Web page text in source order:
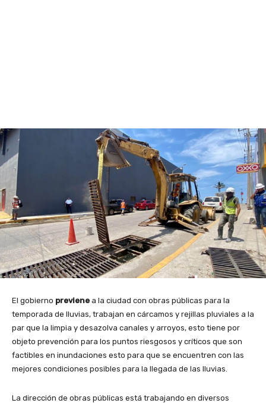
El gobierno previene a la ciudad con obras públicas para la
temporada de lluvias, trabajan en cárcamos y rejillas pluviales a la
par que la limpia y desazolva canales y arroyos, esto tiene por
objeto prevención para los puntos riesgosos y críticos que son
factibles en inundaciones esto para que se encuentren con las
mejores condiciones posibles para la llegada de las lluvias.
La dirección de obras públicas está trabajando en diversos